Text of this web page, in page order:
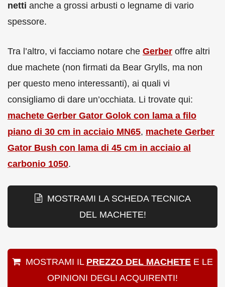
netti anche a grossi arbusti o legname di vario
spessore.
Tra l’altro, vi facciamo notare che Gerber offre altri
due machete (non firmati da Bear Grylls, ma non
per questo meno interessanti), ai quali vi
consigliamo di dare un’occhiata. Li trovate qui:
machete Gerber Gator Golok con lama a filo
piano di 30 cm in acciaio MN65, machete Gerber
Gator Bush con lama di 45 cm in acciaio al
carbonio 1050.
MOSTRAMI LA SCHEDA TECNICA
DEL MACHETE!
MOSTRAMI IL PREZZO DEL MACHETE E LE
OPINIONI DEGLI ACQUIRENTI!